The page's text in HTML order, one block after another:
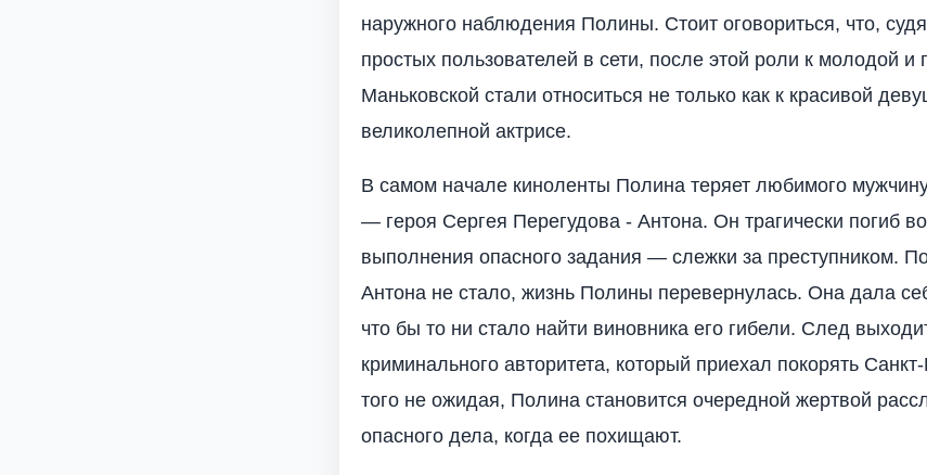
наружного наблюдения Полины. Стоит оговориться, что,
простых пользователей в сети, после этой роли к молодой и
Маньковской стали относиться не только как к красивой
великолепной актрисе.
В самом начале киноленты Полина теряет любимого
— героя Сергея Перегудова - Антона. Он трагически погиб
выполнения опасного задания — слежки за преступником.
Антона не стало, жизнь Полины перевернулась. Она дала
что бы то ни стало найти виновника его гибели. След
криминального авторитета, который приехал покорять
того не ожидая, Полина становится очередной жертвой
опасного дела, когда ее похищают.